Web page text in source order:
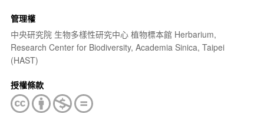
管理權
中央研究院 生物多樣性研究中心 植物標本館 Herbarium,
Research Center for Biodiversity, Academia Sinica, Taipei
(HAST)
授權條款